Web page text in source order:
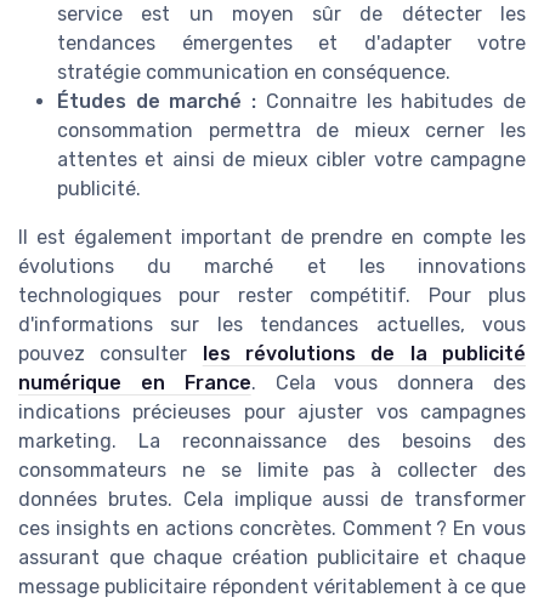
service est un moyen sûr de détecter les
tendances émergentes et d'adapter votre
stratégie communication en conséquence.
Études de marché : Connaitre les habitudes de
consommation permettra de mieux cerner les
attentes et ainsi de mieux cibler votre campagne
publicité.
Il est également important de prendre en compte les
évolutions du marché et les innovations
technologiques pour rester compétitif. Pour plus
d'informations sur les tendances actuelles, vous
pouvez consulter
les révolutions de la publicité
numérique en France. Cela vous donnera des
indications précieuses pour ajuster vos campagnes
marketing. La reconnaissance des besoins des
consommateurs ne se limite pas à collecter des
données brutes. Cela implique aussi de transformer
ces insights en actions concrètes. Comment ? En vous
assurant que chaque création publicitaire et chaque
message publicitaire répondent véritablement à ce que